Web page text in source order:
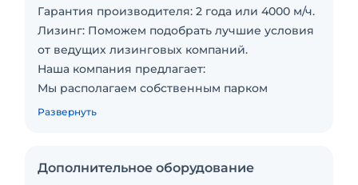
Гарантия производителя: 2 года или 4000 м/ч.
Лизинг: Поможем подобрать лучшие условия
от ведущих лизинговых компаний.
Наша компания предлагает:
Мы располагаем собственным парком
автомобилей, что позволяет нам оперативно
Наличие склада запасных частей и расходных
Развернуть
Дополнительное оборудование